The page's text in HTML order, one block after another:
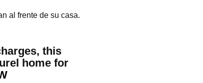
al frente de su casa.
this
home for